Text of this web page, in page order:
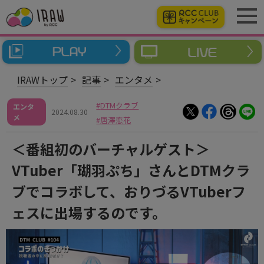
IRAWトップ 記事 エンタメ
エンタ
メ
2024.08.30
DTMクラブ
唐澤恋花
＜番組初のバーチャルゲスト＞
VTuber「瑚羽ぷち」さんとDTMクラ
ブでコラボして、おりづるVTuberフ
ェスに出場するのです。